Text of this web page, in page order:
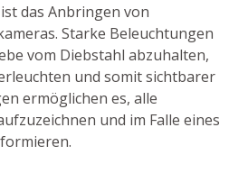
das Anbringen von
Starke Beleuchtungen
vom Diebstahl abzuhalten,
und somit sichtbarer
ermöglichen es, alle
und im Falle eines